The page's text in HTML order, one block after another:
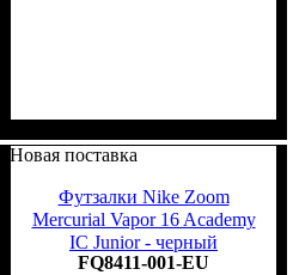
Новая поставка
Футзалки Nike Zoom
Mercurial Vapor 16 Academy
IC Junior - черный
FQ8411-001-EU